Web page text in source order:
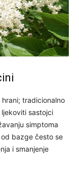
tradicionalno
sastojci
simptoma
bazge često se
i smanjenje